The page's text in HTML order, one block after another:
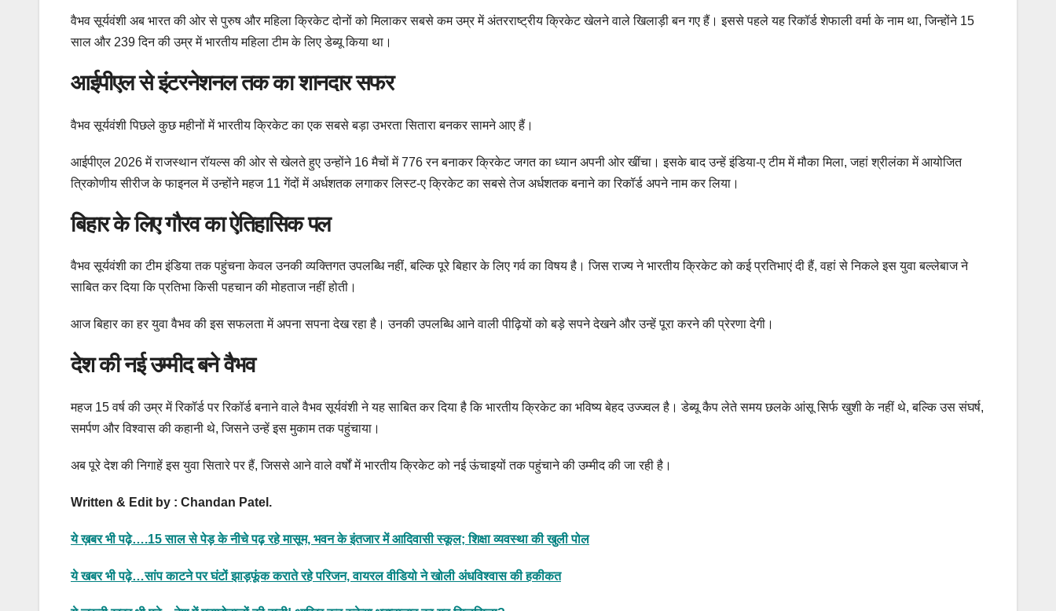
वैभव सूर्यवंशी अब भारत की ओर से पुरुष और महिला क्रिकेट दोनों को मिलाकर सबसे कम उम्र में अंतरराष्ट्रीय क्रिकेट खेलने वाले खिलाड़ी बन गए हैं। इससे पहले यह रिकॉर्ड शेफाली वर्मा के नाम था, जिन्होंने 15
साल और 239 दिन की उम्र में भारतीय महिला टीम के लिए डेब्यू किया था।
आईपीएल से इंटरनेशनल तक का शानदार सफर
वैभव सूर्यवंशी पिछले कुछ महीनों में भारतीय क्रिकेट का एक सबसे बड़ा उभरता सितारा बनकर सामने आए हैं।
आईपीएल 2026 में राजस्थान रॉयल्स की ओर से खेलते हुए उन्होंने 16 मैचों में 776 रन बनाकर क्रिकेट जगत का ध्यान अपनी ओर खींचा। इसके बाद उन्हें इंडिया-ए टीम में मौका मिला, जहां श्रीलंका में आयोजित
त्रिकोणीय सीरीज के फाइनल में उन्होंने महज 11 गेंदों में अर्धशतक लगाकर लिस्ट-ए क्रिकेट का सबसे तेज अर्धशतक बनाने का रिकॉर्ड अपने नाम कर लिया।
बिहार के लिए गौरव का ऐतिहासिक पल
वैभव सूर्यवंशी का टीम इंडिया तक पहुंचना केवल उनकी व्यक्तिगत उपलब्धि नहीं, बल्कि पूरे बिहार के लिए गर्व का विषय है। जिस राज्य ने भारतीय क्रिकेट को कई प्रतिभाएं दी हैं, वहां से निकले इस युवा बल्लेबाज ने
साबित कर दिया कि प्रतिभा किसी पहचान की मोहताज नहीं होती।
आज बिहार का हर युवा वैभव की इस सफलता में अपना सपना देख रहा है। उनकी उपलब्धि आने वाली पीढ़ियों को बड़े सपने देखने और उन्हें पूरा करने की प्रेरणा देगी।
देश की नई उम्मीद बने वैभव
महज 15 वर्ष की उम्र में रिकॉर्ड पर रिकॉर्ड बनाने वाले वैभव सूर्यवंशी ने यह साबित कर दिया है कि भारतीय क्रिकेट का भविष्य बेहद उज्ज्वल है। डेब्यू कैप लेते समय छलके आंसू सिर्फ खुशी के नहीं थे, बल्कि उस संघर्ष,
समर्पण और विश्वास की कहानी थे, जिसने उन्हें इस मुकाम तक पहुंचाया।
अब पूरे देश की निगाहें इस युवा सितारे पर हैं, जिससे आने वाले वर्षों में भारतीय क्रिकेट को नई ऊंचाइयों तक पहुंचाने की उम्मीद की जा रही है।
Written & Edit by : Chandan Patel.
ये ख़बर भी पढ़े….15 साल से पेड़ के नीचे पढ़ रहे मासूम, भवन के इंतजार में आदिवासी स्कूल; शिक्षा व्यवस्था की खुली पोल
ये खबर भी पढ़े…सांप काटने पर घंटों झाड़फूंक कराते रहे परिजन, वायरल वीडियो ने खोली अंधविश्वास की हकीकत